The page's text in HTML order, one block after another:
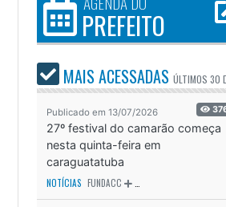
PREFEITO
MAIS ACESSADAS ÚLTIMOS 30
Publicado em 13/07/2026
27º festival do camarão começa
nesta quinta-feira em
caraguatatuba
NOTÍCIAS FUNDACC